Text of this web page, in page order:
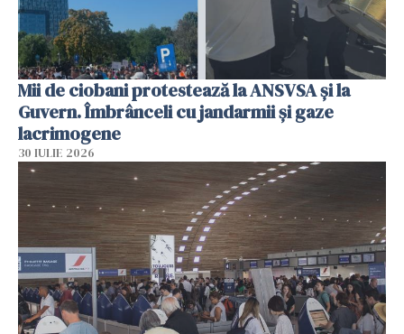
Mii de ciobani protestează la ANSVSA și la
Guvern. Îmbrânceli cu jandarmii și gaze
lacrimogene
30 IULIE 2026